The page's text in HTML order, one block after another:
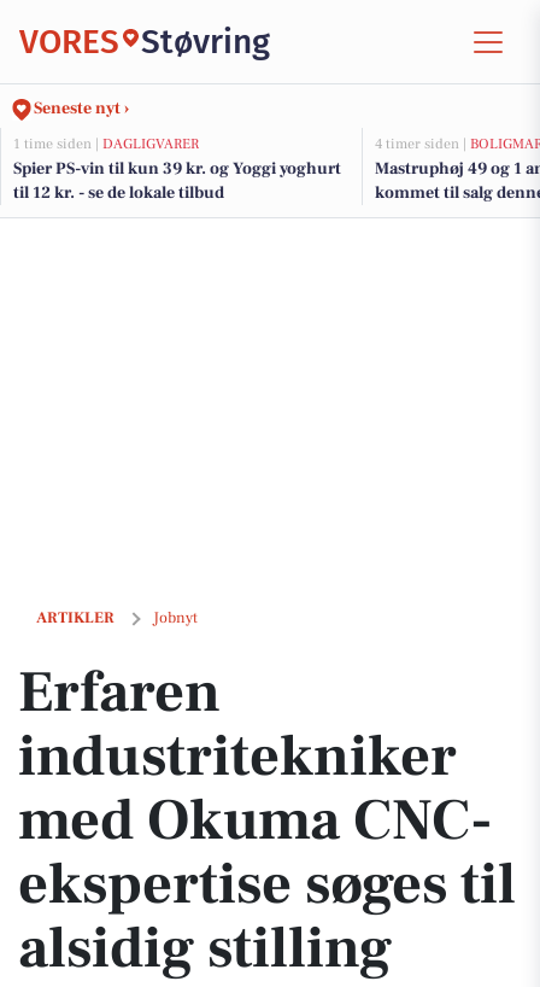
VORES Støvring
Seneste nyt ›
1 time siden | DAGLIGVARER
Spier PS-vin til kun 39 kr. og Yoggi yoghurt
til 12 kr. - se de lokale tilbud
4 timer siden |
Mastruphøj 49 og 1
kommet til salg
boligerne her.
ARTIKLER Jobnyt
Erfaren industritekniker med Okuma CNC-ekspertise søges til
Erfaren
industritekniker
med Okuma CNC-
ekspertise søges til
alsidig stilling